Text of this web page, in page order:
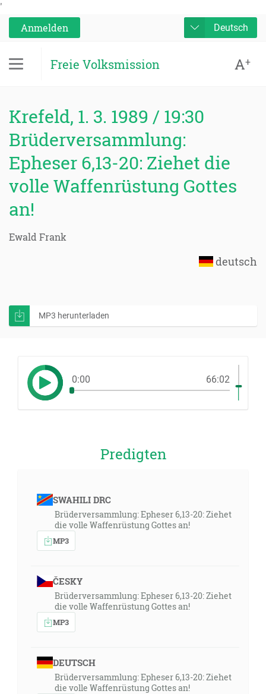
'
Anmelden
Deutsch
Freie Volksmission A+
Krefeld, 1. 3. 1989 / 19:30
Brüderversammlung:
Epheser 6,13-20: Ziehet die
volle Waffenrüstung Gottes
an!
Ewald Frank
deutsch
MP3 herunterladen
0:00 66:02
Predigten
SWAHILI DRC
Brüderversammlung: Epheser 6,13-20: Ziehet
die volle Waffenrüstung Gottes an!
MP3
ČESKY
Brüderversammlung: Epheser 6,13-20: Ziehet
die volle Waffenrüstung Gottes an!
MP3
DEUTSCH
Brüderversammlung: Epheser 6,13-20: Ziehet
die volle Waffenrüstung Gottes an!